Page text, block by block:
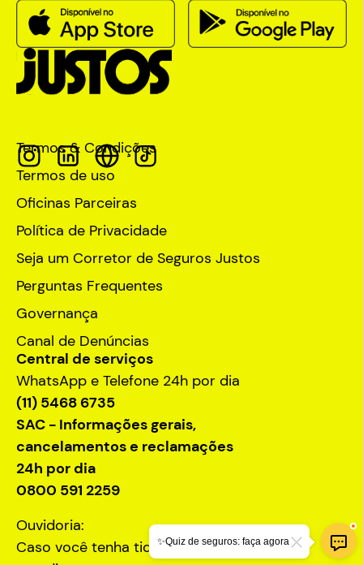
Termos & Condições
Termos de uso
Oficinas Parceiras
Política de Privacidade
Seja um Corretor de Seguros Justos
Perguntas Frequentes
Governança
Canal de Denúncias
Central de serviços
WhatsApp e Telefone 24h por dia
(11) 5468 6735
SAC - Informações gerais,
cancelamentos e reclamações
24h por dia
0800 591 2259
Ouvidoria:
Caso você tenha tido um✨Quiz de seguros: faça agora